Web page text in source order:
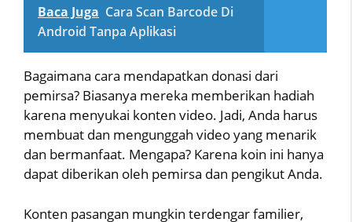
Baca Juga Cara Scan Barcode Di
Android Tanpa Aplikasi
Bagaimana cara mendapatkan donasi dari
pemirsa? Biasanya mereka memberikan hadiah
karena menyukai konten video. Jadi, Anda harus
membuat dan mengunggah video yang menarik
dan bermanfaat. Mengapa? Karena koin ini hanya
dapat diberikan oleh pemirsa dan pengikut Anda.
Konten pasangan mungkin terdengar familier,